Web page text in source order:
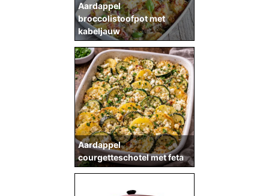
Aardappel
broccolistoofpot met
kabeljauw
Aardappel
courgetteschotel met feta